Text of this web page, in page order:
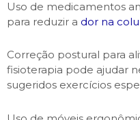
Uso de medicamentos
para reduzir a dor na
Correção postural para
fisioterapia pode ajudar
sugeridos exercícios